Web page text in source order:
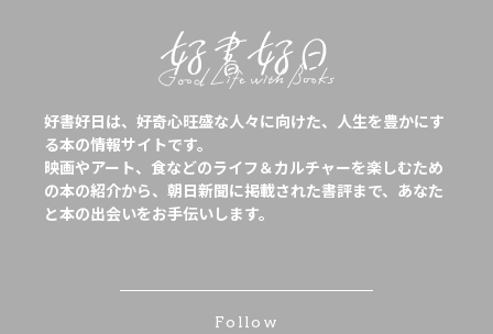
好書好日は、好奇心旺盛な人々に向けた、人生を豊かにす
る本の情報サイトです。
映画やアート、食などのライフ＆カルチャーを楽しむため
の本の紹介から、朝日新聞に掲載された書評まで、あなた
と本の出会いをお手伝いします。
Follow